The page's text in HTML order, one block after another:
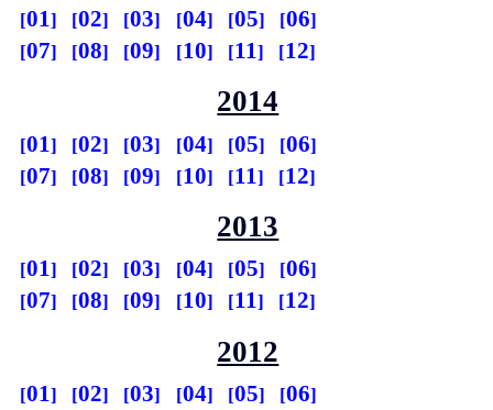
01 02 03 04 05
06
07
08 09 10 11 12
2014
01 02 03 04 05
06
07
08 09 10 11 12
2013
01 02 03 04 05
06
07
08 09 10 11 12
2012
01 02 03 04 05
06